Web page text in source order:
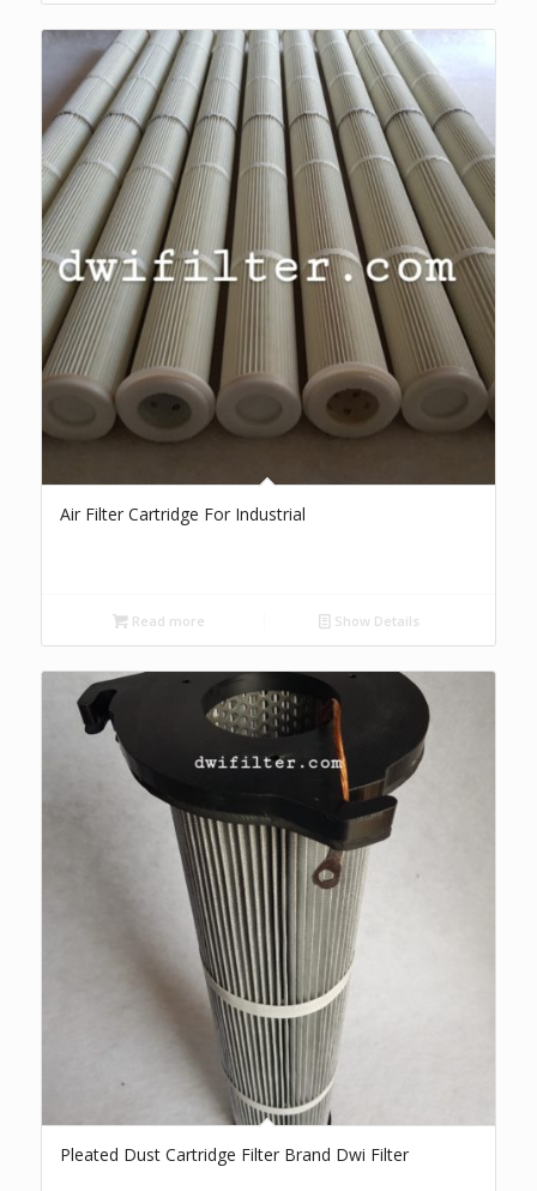
Air Filter Cartridge For Industrial
Read more Show Details
Pleated Dust Cartridge Filter Brand Dwi Filter